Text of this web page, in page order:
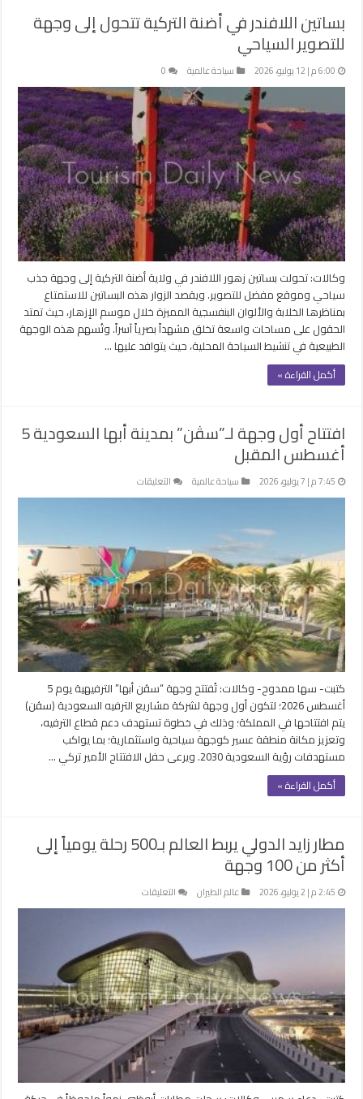
بساتين اللافندر في أضنة التركية تتحول إلى وجهة
للتصوير السياحي
6:00 م | 12 يوليو، 2026 سياحة عالمية 0
وكالات: تحولت بساتين زهور اللافندر في ولاية أضنة التركية إلى وجهة جذب
سياحي وموقع مفضل للتصوير. ويقصد الزوار هذه البساتين للاستمتاع
بمناظرها الخلابة والألوان البنفسجية المميزة خلال موسم الإزهار، حيث تمتد
الحقول على مساحات واسعة تخلق مشهداً بصرياً آسراً. وتُسهم هذه الوجهة
الطبيعية في تنشيط السياحة المحلية، حيث يتوافد عليها …
أكمل القراءة »
افتتاح أول وجهة لـ”سڤن” بمدينة أبها السعودية 5
أغسطس المقبل
7:45 م | 7 يوليو، 2026 سياحة عالمية التعليقات
افتتاح
لـ”سڤن”
بمدينة
أبها
السعودية
5
أغسطس
المقبل
مغلقة
كتبت- سها ممدوح- وكالات: تُفتتح وجهة “سڤن أبها” الترفيهية يوم 5
أغسطس 2026؛ لتكون أول وجهة لشركة مشاريع الترفيه السعودية (سڤن)
يتم افتتاحها في المملكة؛ وذلك في خطوة تستهدف دعم قطاع الترفيه،
وتعزيز مكانة منطقة عسير كوجهة سياحية واستثمارية؛ بما يواكب
مستهدفات رؤية السعودية 2030. ويرعى حفل الافتتاح الأمير تركي …
أكمل القراءة »
مطار زايد الدولي يربط العالم بـ500 رحلة يومياً إلى
أكثر من 100 وجهة
2:45 م | 2 يوليو، 2026 عالم الطيران التعليقات
مطار
الدولي
يربط
العالم
بـ500
رحلة
يومياً
إلى
أكثر
من
100